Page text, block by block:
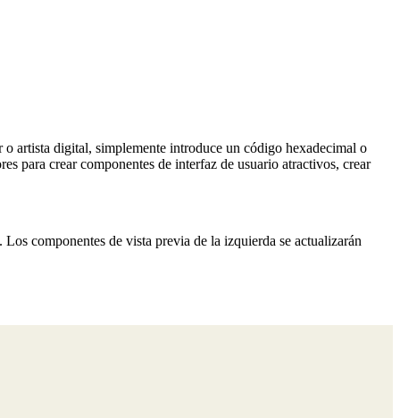
o artista digital, simplemente introduce un código hexadecimal o
para crear componentes de interfaz de usuario atractivos, crear
componentes de vista previa de la izquierda se actualizarán